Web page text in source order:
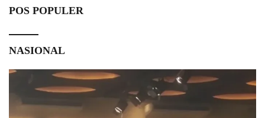
POS POPULER
NASIONAL